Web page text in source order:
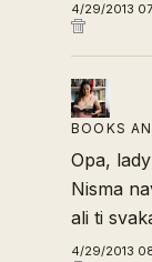
4/29/2013
BOOKS
Opa,
Nisma
ali ti
4/29/2013